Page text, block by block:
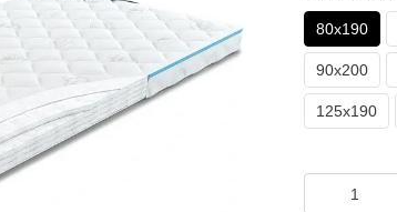
80х190
90х200
125х190